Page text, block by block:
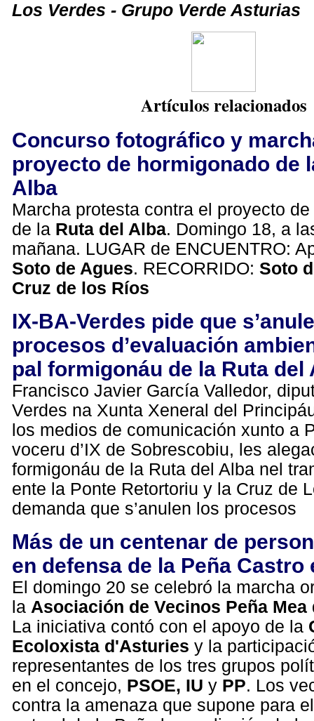
Los Verdes - Grupo Verde Asturias
Artículos relacionados
Concurso fotográfico y
proyecto de hormigonado de
Alba
Marcha protesta contra el proyecto
de la Ruta del Alba. Domingo 18, a
mañana. LUGAR de ENCUENTRO:
Soto de Agues. RECORRIDO: Soto
Cruz de los Ríos
IX-BA-Verdes pide que
procesos d’evaluación
pal formigonáu de la Ruta del
Francisco Javier García Valledor,
Verdes na Xunta Xeneral del
los medios de comunicación xunto a
voceru d’IX de Sobrescobiu, les
formigonáu de la Ruta del Alba nel
ente la Ponte Retortoriu y la Cruz de
demanda que s’anulen los procesos
Más de un centenar de
en defensa de la Peña Castro
El domingo 20 se celebró la marcha
la Asociación de Vecinos Peña Mea
La iniciativa contó con el apoyo de la
Ecoloxista d'Asturies y la
representantes de los tres grupos
en el concejo, PSOE, IU y PP. Los
contra la amenaza que supone para